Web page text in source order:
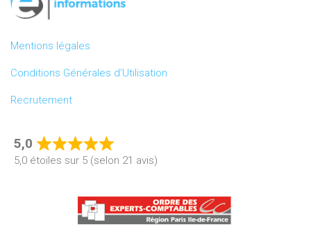
Mentions légales
Conditions Générales d’Utilisation
Recrutement
5,0
Rated
5,0
of
5
5,0 étoiles sur 5 (selon 21 avis)